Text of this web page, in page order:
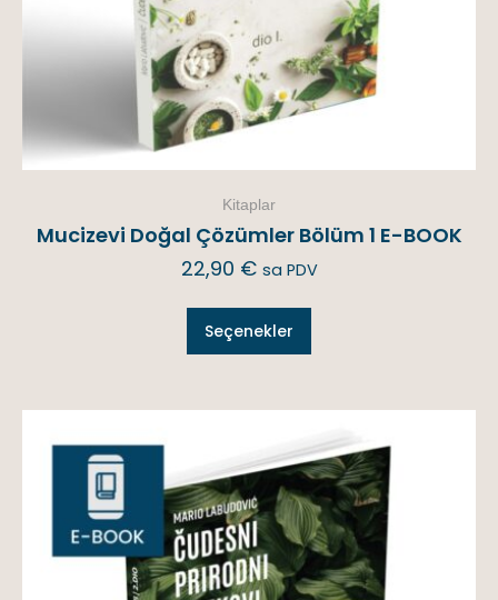
Kitaplar
Mucizevi Doğal Çözümler Bölüm 1 E-BOOK
22,90 € sa PDV
Seçenekler